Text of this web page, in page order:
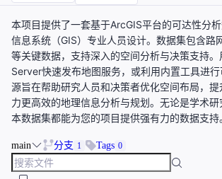
本项目提供了一套基于ArcGIS平台的可达性分
信息系统（GIS）专业人员设计。数据集包含路
等关键数据，支持深入的空间分析与决策支持
Server快速发布地图服务，或利用内置工具进
源旨在帮助研究人员和决策者优化空间布局，
力更高效的地理信息分析与规划。无论是学术研
本数据集都能为您的项目提供强有力的数据支持
main 分支 1 Tags 0